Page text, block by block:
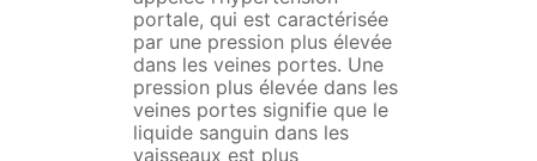
portale, qui est caractérisée
par une pression plus élevée
dans les veines portes. Une
pression plus élevée dans les
veines portes signifie que le
liquide sanguin dans les
vaisseaux est plus